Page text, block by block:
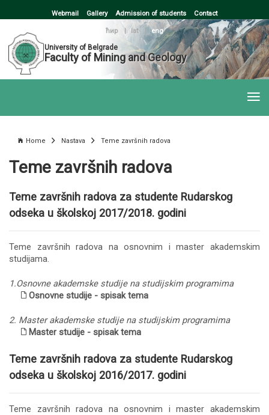
Webmail Gallery Admission of students Contact
ћир | lat
eng
University of Belgrade
Faculty of Mining and Geology
Home Nastava Teme završnih radova
Teme završnih radova
Teme završnih radova za studente Rudarskog
odseka u školskoj 2017/2018. godini
Teme završnih radova na osnovnim i master akademskim
studijama.
1.Osnovne akademske studije na studijskim programima
Osnovne studije - spisak tema
2. Master akademske studije na studijskim programima
Master studije - spisak tema
Teme završnih radova za studente Rudarskog
odseka u školskoj 2016/2017. godini
Teme završnih radova na osnovnim i master akademskim